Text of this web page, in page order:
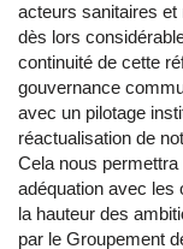
acteurs sanitaires et
dès lors
continuité de cette
gouvernance
avec un pilotage
réactualisation de
Cela nous
adéquation avec les
la hauteur des
par le Groupement